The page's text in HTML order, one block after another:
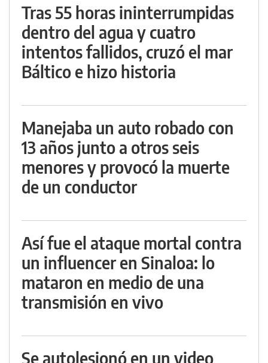
Tras 55 horas ininterrumpidas
dentro del agua y cuatro
intentos fallidos, cruzó el mar
Báltico e hizo historia
Manejaba un auto robado con
13 años junto a otros seis
menores y provocó la muerte
de un conductor
Así fue el ataque mortal contra
un influencer en Sinaloa: lo
mataron en medio de una
transmisión en vivo
Se autolesionó en un video